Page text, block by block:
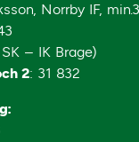
Norrby IF, min.3
– IK Brage)
2: 31 832